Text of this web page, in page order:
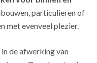
particulieren of
met evenveel plezier.
de afwerking van